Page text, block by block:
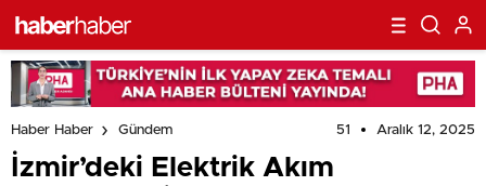
Haber Haber Gündem 51 Aralık 12, 2025
İzmir’deki Elektrik Akım